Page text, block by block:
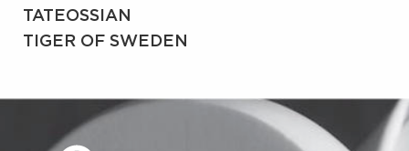
TATEOSSIAN
TIGER OF SWEDEN